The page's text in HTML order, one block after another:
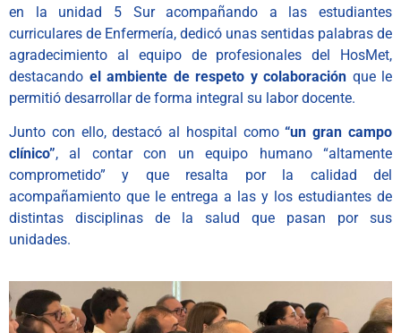
en la unidad 5 Sur acompañando a las estudiantes
curriculares de Enfermería, dedicó unas sentidas palabras de
agradecimiento al equipo de profesionales del HosMet,
destacando el ambiente de respeto y colaboración que le
permitió desarrollar de forma integral su labor docente.
Junto con ello, destacó al hospital como“un gran campo
clínico”, al contar con un equipo humano “altamente
comprometido” y que resalta por la calidad del
acompañamiento que le entrega a las y los estudiantes de
distintas disciplinas de la salud que pasan por sus
unidades.